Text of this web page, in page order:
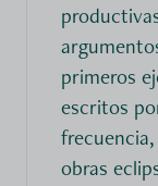
primeros
escritos
obras